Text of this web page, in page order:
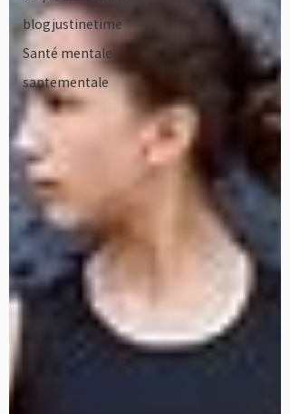
blogjustinetime
Santé mentale
santementale